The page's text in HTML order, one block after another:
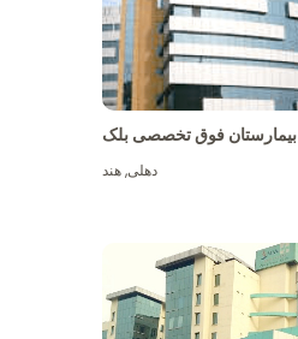
بیمارستان فوق تخصصی بلک
دهلی,هند